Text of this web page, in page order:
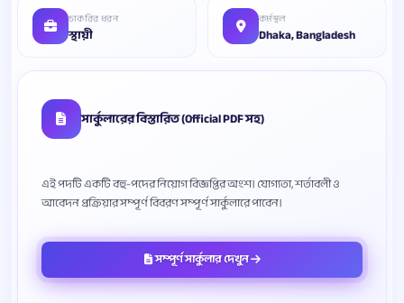
চাকরির ধরন
স্থায়ী
কর্মস্থল
Dhaka, Bangladesh
সার্কুলারের বিস্তারিত (Official PDF সহ)
এই পদটি একটি বহু-পদের নিয়োগ বিজ্ঞপ্তির অংশ। যোগ্যতা, শর্তাবলী ও
সম্পূর্ণ সার্কুলার দেখুন